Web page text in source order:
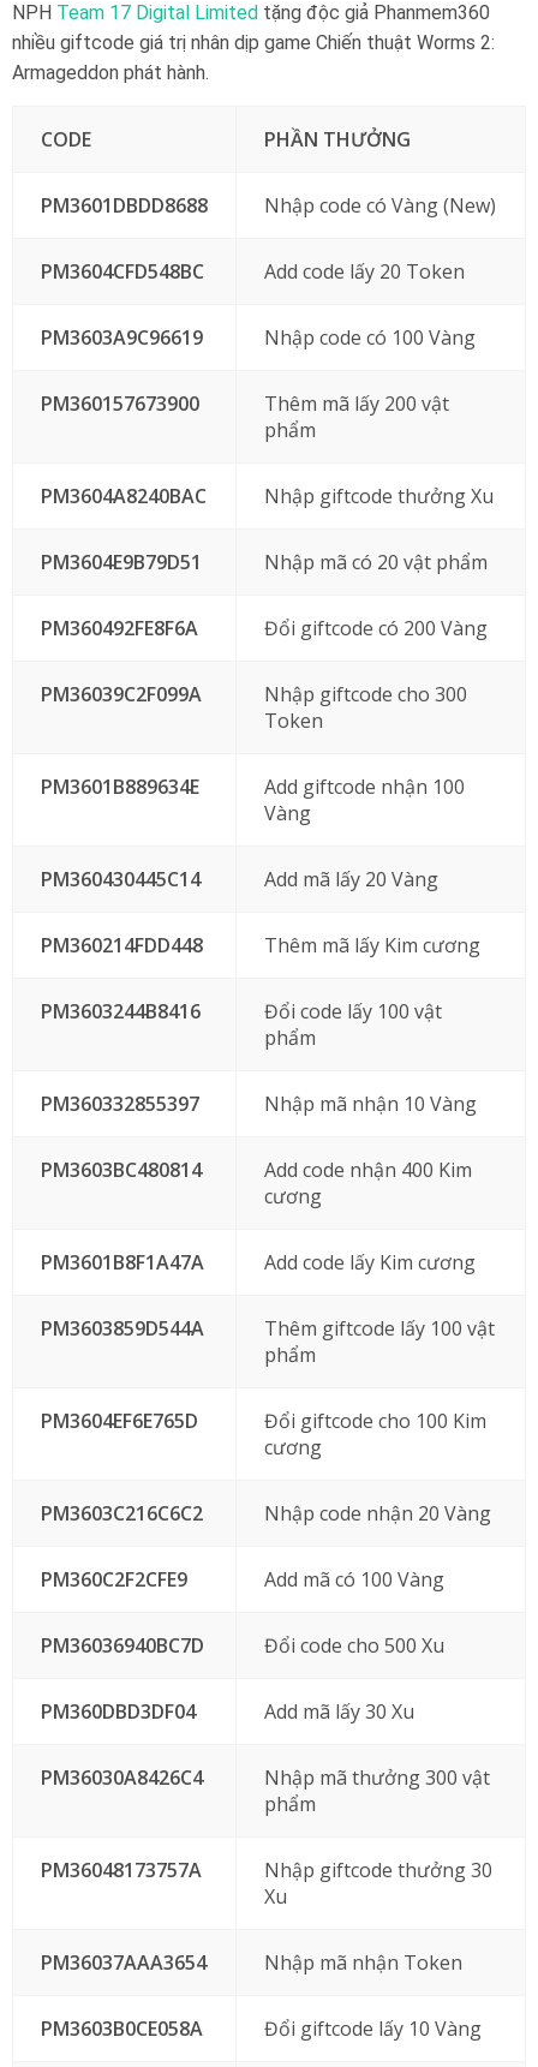
NPH Team 17 Digital Limited tặng độc giả Phanmem360
nhiều giftcode giá trị nhân dịp game Chiến thuật Worms 2:
Armageddon phát hành.
CODE PHẦN THƯỞNG
PM3601DBDD8688 Nhập code có Vàng (New)
PM3604CFD548BC Add code lấy 20 Token
PM3603A9C96619 Nhập code có 100 Vàng
PM360157673900
Thêm mã lấy 200 vật
phẩm
PM3604A8240BAC Nhập giftcode thưởng Xu
PM3604E9B79D51 Nhập mã có 20 vật phẩm
PM360492FE8F6A Đổi giftcode có 200 Vàng
PM36039C2F099A
Nhập giftcode cho 300
Token
PM3601B889634E
Add giftcode nhận 100
Vàng
PM360430445C14 Add mã lấy 20 Vàng
PM360214FDD448 Thêm mã lấy Kim cương
PM3603244B8416
Đổi code lấy 100 vật
phẩm
PM360332855397 Nhập mã nhận 10 Vàng
PM3603BC480814
Add code nhận 400 Kim
cương
PM3601B8F1A47A Add code lấy Kim cương
PM3603859D544A
Thêm giftcode lấy 100 vật
phẩm
PM3604EF6E765D
Đổi giftcode cho 100 Kim
cương
PM3603C216C6C2 Nhập code nhận 20 Vàng
PM360C2F2CFE9 Add mã có 100 Vàng
PM36036940BC7D Đổi code cho 500 Xu
PM360DBD3DF04 Add mã lấy 30 Xu
PM36030A8426C4
Nhập mã thưởng 300 vật
phẩm
PM36048173757A
Nhập giftcode thưởng 30
Xu
PM36037AAA3654 Nhập mã nhận Token
PM3603B0CE058A Đổi giftcode lấy 10 Vàng